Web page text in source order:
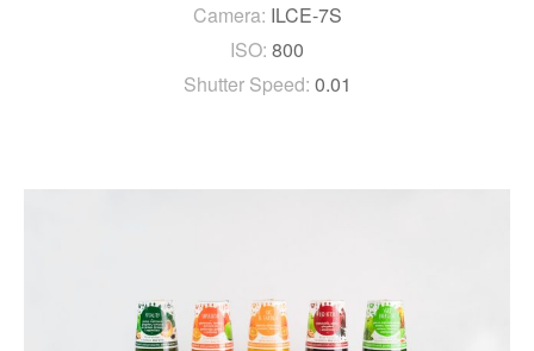
Camera: ILCE-7S
ISO: 800
Shutter Speed: 0.01